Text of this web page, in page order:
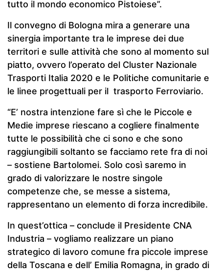
tutto il mondo economico Pistoiese”.
Il convegno di Bologna mira a generare una
sinergia importante tra le imprese dei due
territori e sulle attività che sono al momento sul
piatto, ovvero l’operato del Cluster Nazionale
Trasporti Italia 2020 e le Politiche comunitarie e
le linee progettuali per il trasporto Ferroviario.
“E’ nostra intenzione fare sì che le Piccole e
Medie imprese riescano a cogliere finalmente
tutte le possibilità che ci sono e che sono
raggiungibili soltanto se facciamo rete fra di noi
– sostiene Bartolomei. Solo così saremo in
grado di valorizzare le nostre singole
competenze che, se messe a sistema,
rappresentano un elemento di forza incredibile.
In quest’ottica – conclude il Presidente CNA
Industria – vogliamo realizzare un piano
strategico di lavoro comune fra piccole imprese
della Toscana e dell’ Emilia Romagna, in grado di